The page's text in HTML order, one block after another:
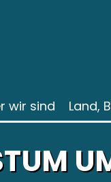
wir sind Land,